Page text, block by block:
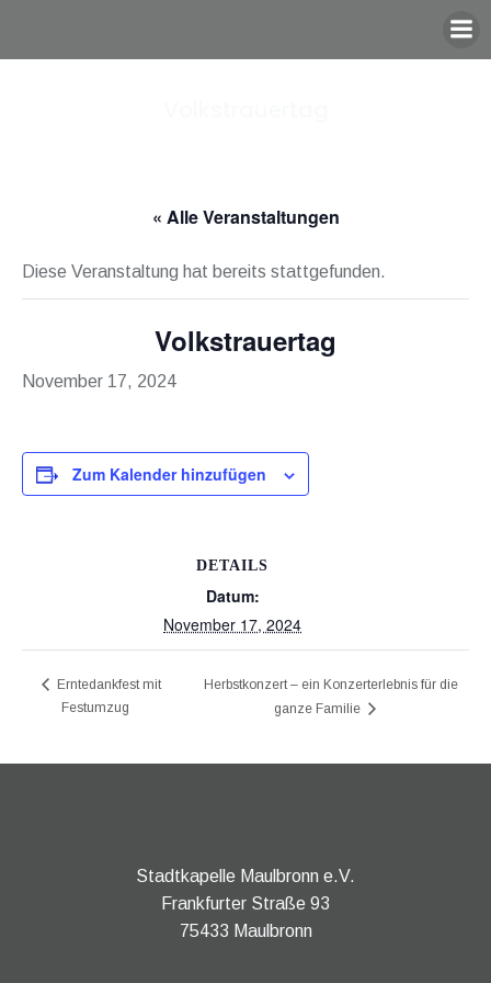
springen
« Alle Veranstaltungen
Diese Veranstaltung hat bereits stattgefunden.
Volkstrauertag
November 17, 2024
Zum Kalender hinzufügen
DETAILS
Datum:
November 17, 2024
Erntedankfest mit
Festumzug
Herbstkonzert – ein Konzerterlebnis für die
ganze Familie
Stadtkapelle Maulbronn e.V.
Frankfurter Straße 93
75433 Maulbronn